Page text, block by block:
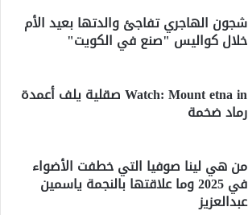
شجون الهاجري تفاجئ والدتها بعيد الأم
خلال كواليس "صنع في الكويت"
Watch: Mount etna in صقلية يلف أعمدة
رماد ضخمة
من هي لينا صوفيا التي خطفت الأضواء
في 2025 وما علاقتها بالنجمة ياسمين
عبدالعزيز